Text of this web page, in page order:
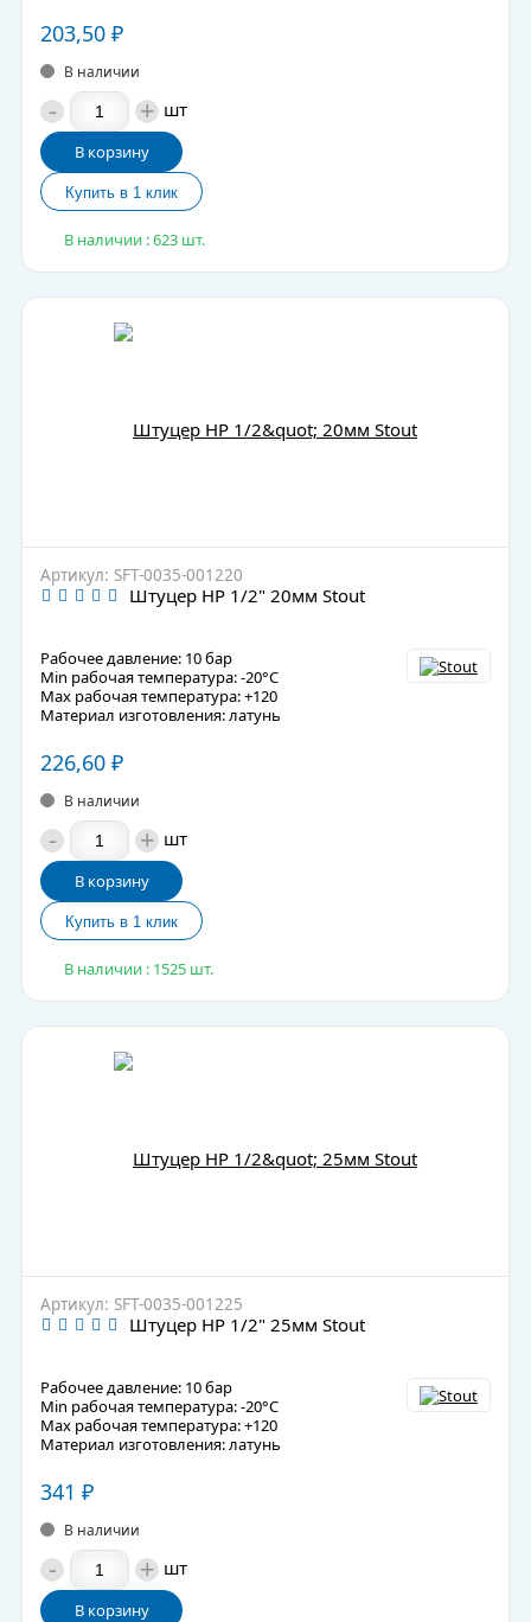
203,50 ₽
В наличии
- + шт
В корзину
В наличии : 623 шт.
Артикул: SFT-0035-001220
Штуцер НР 1/2" 20мм Stout
Рабочее давление: 10 бар
Min рабочая температура: -20°C
Max рабочая температура: +120
Материал изготовления: латунь
226,60 ₽
В наличии
- + шт
В корзину
В наличии : 1525 шт.
Артикул: SFT-0035-001225
Штуцер НР 1/2" 25мм Stout
Рабочее давление: 10 бар
Min рабочая температура: -20°C
Max рабочая температура: +120
Материал изготовления: латунь
341 ₽
В наличии
- + шт
В корзину